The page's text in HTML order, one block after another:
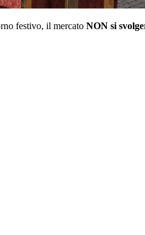
festivo, il mercato NON si